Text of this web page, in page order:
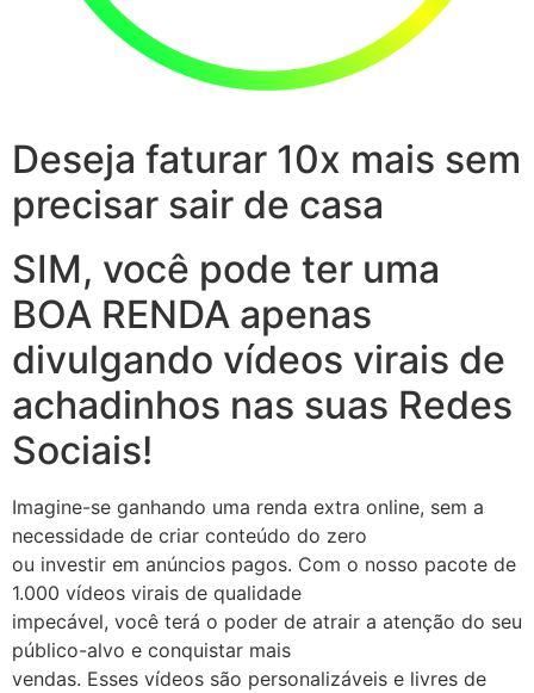
Deseja faturar 10x mais sem
precisar sair de casa
SIM, você pode ter uma
BOA RENDA apenas
divulgando vídeos virais de
achadinhos nas suas Redes
Sociais!
Imagine-se ganhando uma renda extra online, sem a
necessidade de criar conteúdo do zero
ou investir em anúncios pagos. Com o nosso pacote de
1.000 vídeos virais de qualidade
impecável, você terá o poder de atrair a atenção do seu
público-alvo e conquistar mais
vendas. Esses vídeos são personalizáveis e livres de